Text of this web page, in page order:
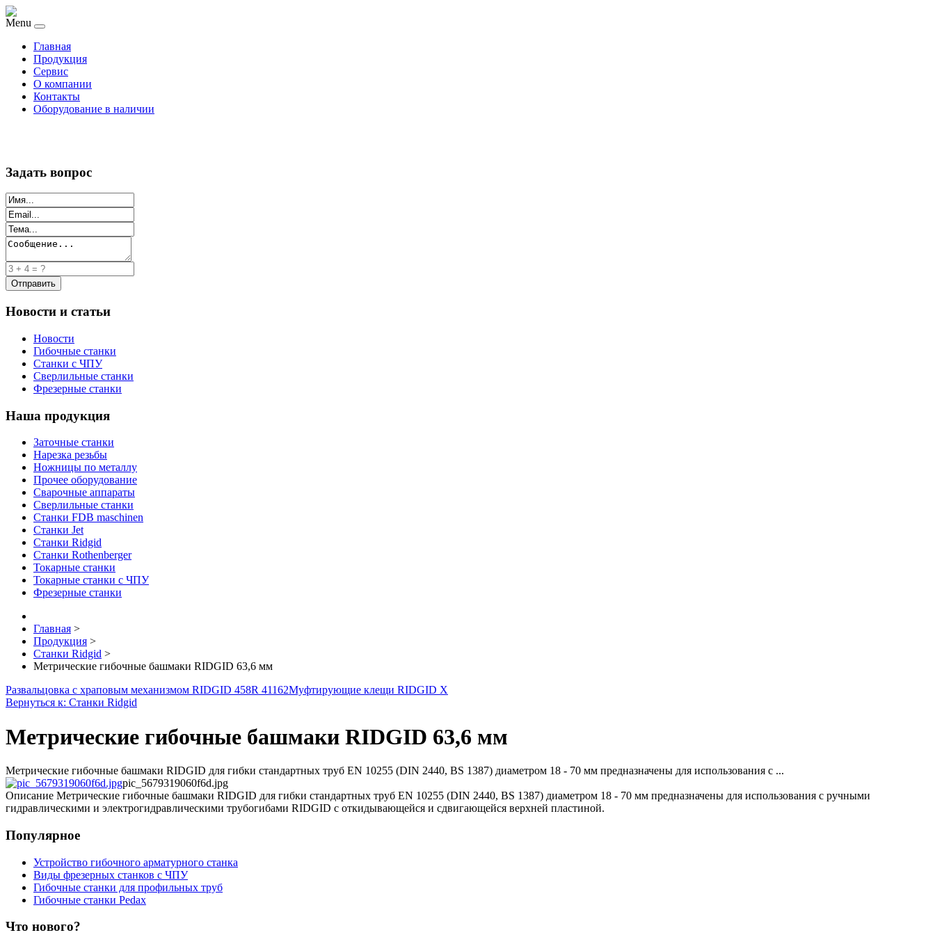
Menu
Главная
Продукция
Сервис
О компании
Контакты
Оборудование в наличии
Задать вопрос
Новости и статьи
Новости
Гибочные станки
Станки с ЧПУ
Сверлильные станки
Фрезерные станки
Наша продукция
Заточные станки
Нарезка резьбы
Ножницы по металлу
Прочее оборудование
Сварочные аппараты
Сверлильные станки
Станки FDB maschinen
Станки Jet
Станки Ridgid
Станки Rothenberger
Токарные станки
Токарные станки с ЧПУ
Фрезерные станки
Главная >
Продукция >
Станки Ridgid >
Метрические гибочные башмаки RIDGID 63,6 мм
Развальцовка с храповым механизмом RIDGID 458R 41162Муфтирующие клещи RIDGID X
Вернуться к: Станки Ridgid
Метрические гибочные башмаки RIDGID 63,6 мм
Метрические гибочные башмаки RIDGID для гибки стандартных труб EN 10255 (DIN 2440, BS 1387) диаметром 18 - 70 мм предназначены для использования с ...
pic_5679319060f6d.jpg
Описание Метрические гибочные башмаки RIDGID для гибки стандартных труб EN 10255 (DIN 2440, BS 1387) диаметром 18 - 70 мм предназначены для использования с ручными
гидравлическими и электрогидравлическими трубогибами RIDGID с откидывающейся и сдвигающейся верхней пластиной.
Популярное
Устройство гибочного арматурного станка
Виды фрезерных станков с ЧПУ
Гибочные станки для профильных труб
Гибочные станки Pedax
Что нового?